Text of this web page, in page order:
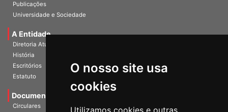
O nosso site usa
cookies
Utilizamos cookies e outras
Publicações
Universidade e Sociedade
A Entidade
Diretoria Atual
História
Escritórios
Estatuto
Documentos
Circulares